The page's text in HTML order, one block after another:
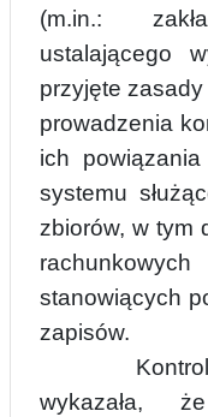
(m.in.:
ustalającego
przyjęte zasady
prowadzenia
ich
systemu
zbiorów, w tym
stanowiących
zapisów.